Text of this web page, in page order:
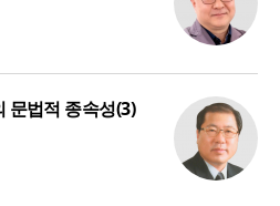
문법적 종속성(3)